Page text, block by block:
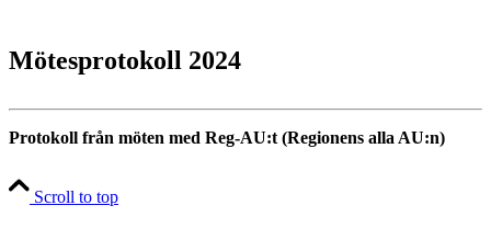
Mötesprotokoll 2024
Protokoll från möten med Reg-AU:t (Regionens alla AU:n)
Scroll to top